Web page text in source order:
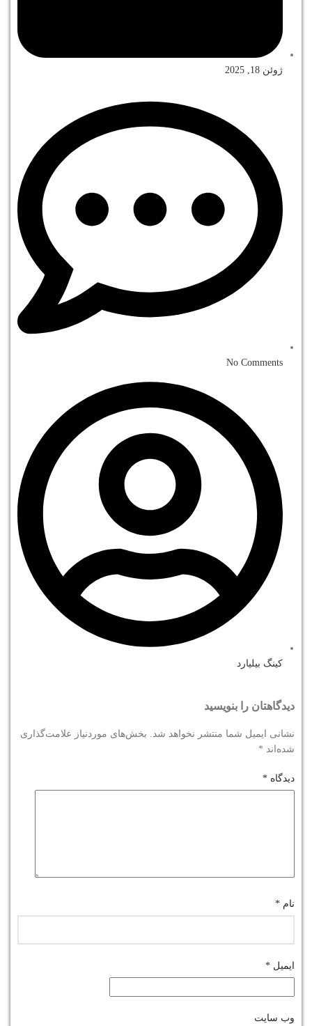
ژوئن 18, 2025
No Comments
کینگ بیلیارد
دیدگاهتان را بنویسید
نشانی ایمیل شما منتشر نخواهد شد. بخش‌های موردنیاز علامت‌گذاری
شده‌اند *
دیدگاه *
نام *
ایمیل *
وب‌ سایت